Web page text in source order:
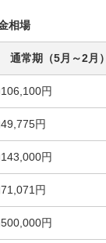
相場
通常期（5月～2月）
円
円
円
円
円